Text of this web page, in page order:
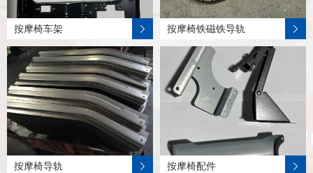
按摩椅车架 按摩椅铁磁铁导轨
按摩椅导轨 按摩椅配件